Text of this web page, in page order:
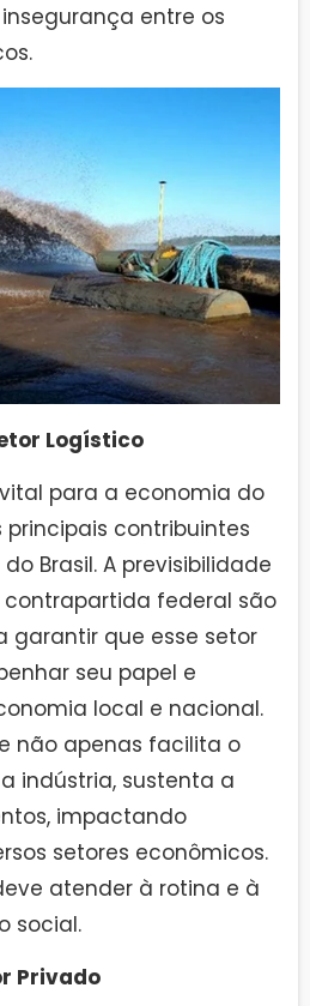
entre os
Logístico
para a economia do
principais contribuintes
Brasil. A previsibilidade
contrapartida federal são
garantir que esse setor
seu papel e
local e nacional.
não apenas facilita o
indústria, sustenta a
impactando
setores econômicos.
atender à rotina e à
social.
Privado